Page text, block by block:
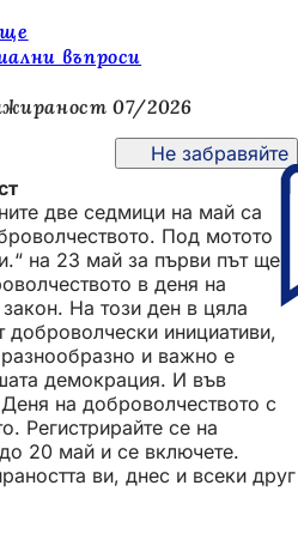
въпроси
07/2026
Не забравяйте
две седмици на май са
Под мотото
на 23 май за първи път ще
в деня на
На този ден в цяла
инициативи,
и важно е
демокрация. И във
на доброволчеството с
Регистрирайте се на
до 20 май и се включете.
ви, днес и всеки друг